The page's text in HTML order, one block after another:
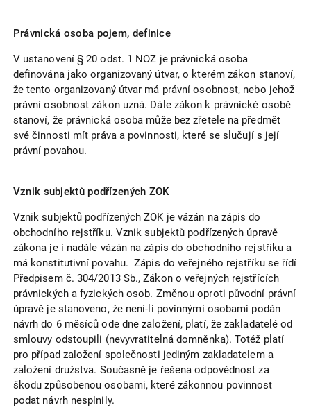
Právnická osoba pojem, definice
V ustanovení § 20 odst. 1 NOZ je právnická osoba
definována jako organizovaný útvar, o kterém zákon stanoví,
že tento organizovaný útvar má právní osobnost, nebo jehož
právní osobnost zákon uzná. Dále zákon k právnické osobě
stanoví, že právnická osoba může bez zřetele na předmět
své činnosti mít práva a povinnosti, které se slučují s její
právní povahou.
Vznik subjektů podřízených ZOK
Vznik subjektů podřízených ZOK je vázán na zápis do
obchodního rejstříku. Vznik subjektů podřízených úpravě
zákona je i nadále vázán na zápis do obchodního rejstříku a
má konstitutivní povahu. Zápis do veřejného rejstříku se řídí
Předpisem č. 304/2013 Sb., Zákon o veřejných rejstřících
právnických a fyzických osob. Změnou oproti původní právní
úpravě je stanoveno, že není-li povinnými osobami podán
návrh do 6 měsíců ode dne založení, platí, že zakladatelé od
smlouvy odstoupili (nevyvratitelná domněnka). Totéž platí
pro případ založení společnosti jediným zakladatelem a
založení družstva. Současně je řešena odpovědnost za
škodu způsobenou osobami, které zákonnou povinnost
podat návrh nesplnily.